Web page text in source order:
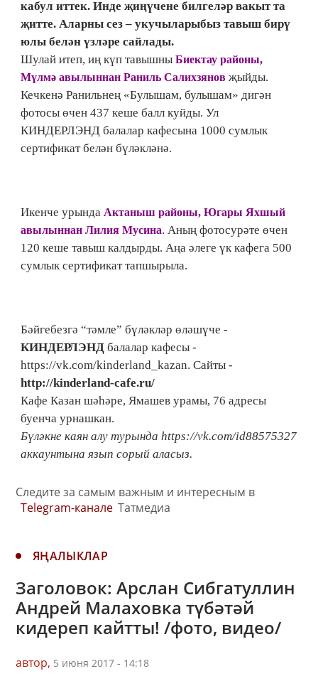
кабул иттек. Инде җиңүчене билгеләр вакыт та
җитте. Аларны сез – укучыларыбыз тавыш бирү
юлы белән үзләре сайлады.
Шулай итеп, иң күп тавышны Биектау районы,
Мүлмә авылыннан Раниль Салихзянов җыйды.
Кечкенә Ранильнең «Булышам, булышам» дигән
фотосы өчен 437 кеше балл куйды. Ул
КИНДЕРЛЭНД балалар кафесына 1000 сумлык
сертификат белән бүләкләнә.
Икенче урында Актаныш районы, Югары Яхшый
авылыннан Лилия Мусина. Аның фотосурәте өчен
120 кеше тавыш калдырды. Аңа әлеге үк кафега 500
сумлык сертификат тапшырыла.
Бәйгебезгә “тәмле” бүләкләр өләшүче -
КИНДЕРЛЭНД балалар кафесы -
https://vk.com/kinderland_kazan. Сайты -
http://kinderland-cafe.ru/
Кафе Казан шәһәре, Ямашев урамы, 76 адресы
буенча урнашкан.
Бүләкне каян алу турында https://vk.com/id88575327
аккаунтына язып сорый аласыз.
Следите за самым важным и интересным в
Telegram-канале Татмедиа
ЯҢАЛЫКЛАР
Заголовок: Арслан Сибгатуллин
Андрей Малаховка түбәтәй
кидереп кайтты! /фото, видео/
автор, 5 июня 2017 - 14:18